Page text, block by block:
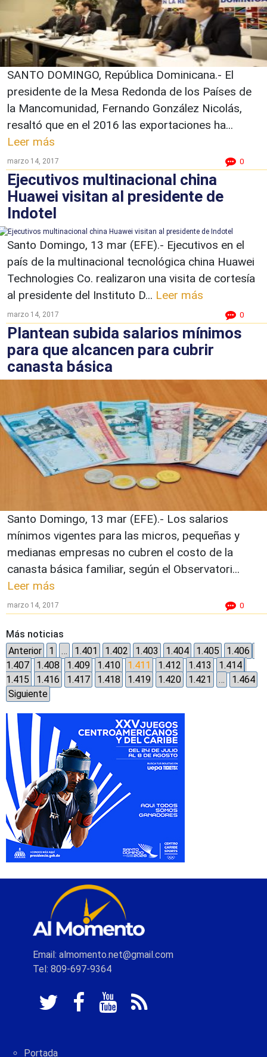
SANTO DOMINGO, República Dominicana.- El
presidente de la Mesa Redonda de los Países de
la Mancomunidad, Fernando González Nicolás,
resaltó que en el 2016 las exportaciones ha...
Leer más
marzo 14, 2017 0
Ejecutivos multinacional china
Huawei visitan al presidente de
Indotel
Santo Domingo, 13 mar (EFE).- Ejecutivos en el
país de la multinacional tecnológica china Huawei
Technologies Co. realizaron una visita de cortesía
al presidente del Instituto D... Leer más
marzo 14, 2017 0
Plantean subida salarios mínimos
para que alcancen para cubrir
canasta básica
Santo Domingo, 13 mar (EFE).- Los salarios
mínimos vigentes para las micros, pequeñas y
medianas empresas no cubren el costo de la
canasta básica familiar, según el Observatori...
Leer más
marzo 14, 2017 0
Más noticias
Anterior
1 … 1.401 1.402 1.403 1.404 1.405
1.406
1.407
1.408 1.409 1.410 1.411 1.412 1.413
1.414
1.415
1.416 1.417 1.418 1.419 1.420 1.421 …
1.464
Siguiente
Email: almomento.net@gmail.com
Tel: 809-697-9364
Portada